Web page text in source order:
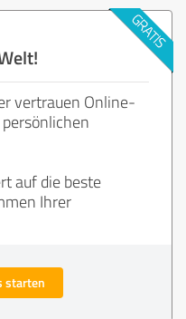
vertrauen Online-
auf die beste
Ihrer
starten